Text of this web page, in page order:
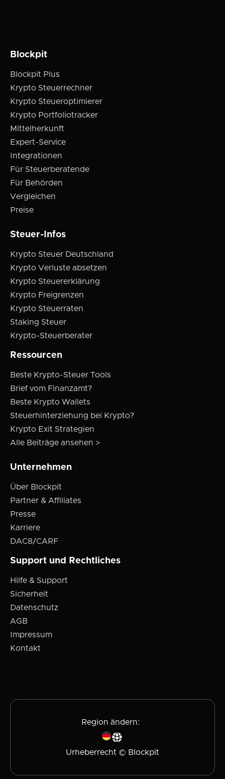
Blockpit
Blockpit Plus
Krypto Steuerrechner
Krypto Steueroptimierer
Krypto Portfoliotracker
Mittelherkunft
Expert-Service
Integrationen
Für Steuerberatende
Für Behörden
Vergleichen
Preise
Steuer-Infos
Krypto Steuer Deutschland
Krypto Verluste absetzen
Krypto Steuererklärung
Krypto Freigrenzen
Krypto Steuerraten
Staking Steuer
Krypto-Steuerberater
Ressourcen
Beste Krypto-Steuer Tools
Brief vom Finanzamt?
Beste Krypto Wallets
Steuerhinterziehung bei Krypto?
Krypto Exit Strategien
Alle Beiträge ansehen >
Unternehmen
Über Blockpit
Partner & Affiliates
Presse
Karriere
DAC8/CARF
Support und Rechtliches
Hilfe & Support
Sicherheit
Datenschutz
AGB
Impressum
Kontakt
Region ändern:
Urheberrecht © Blockpit